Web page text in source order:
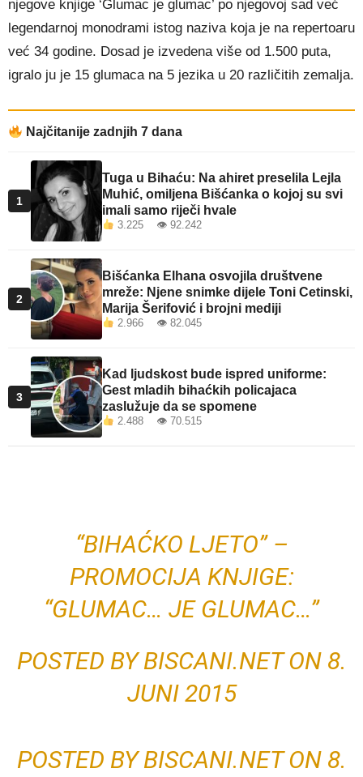
njegove knjige ‘Glumac je glumac’ po njegovoj sad već
legendarnoj monodrami istog naziva koja je na repertoaru
već 34 godine. Dosad je izvedena više od 1.500 puta,
igralo ju je 15 glumaca na 5 jezika u 20 različitih zemalja.
Najčitanije zadnjih 7 dana
1
Tuga u Bihaću: Na ahiret preselila Lejla
Muhić, omiljena Bišćanka o kojoj su svi
imali samo riječi hvale
3.225 👁 92.242
2
Bišćanka Elhana osvojila društvene
mreže: Njene snimke dijele Toni Cetinski,
Marija Šerifović i brojni mediji
2.966 👁 82.045
3
Kad ljudskost bude ispred uniforme:
Gest mladih bihaćkih policajaca
zaslužuje da se spomene
2.488 👁 70.515
“BIHAĆKO LJETO” –
PROMOCIJA KNJIGE:
“GLUMAC… JE GLUMAC…”
POSTED BYBISCANI.NETON 8.
JUNI 2015
POSTED BYBISCANI.NETON 8.